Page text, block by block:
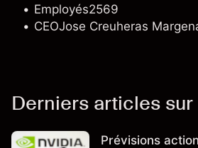
Employés2569
CEOJose Creuheras
Derniers articles
Prévisions